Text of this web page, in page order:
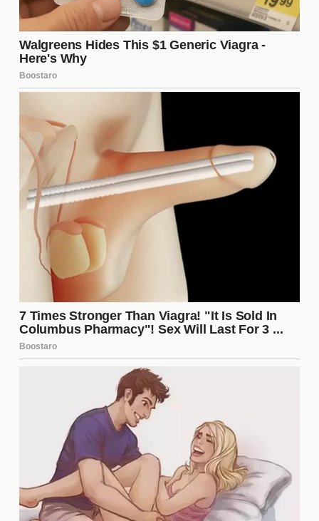
opinión pública, donde los hashtags y las encuestas
reflejan la emoción y la tensión que rodean al
programa. Es fascinante observar cómo estos
rumores pueden movilizar a la audiencia y generar
un ambiente de discusión constante.
Posibles cambios en la dinámica
del programa
Si se confirma la salida de La Jefa o de algún
concursante clave, la
dinámica del programa
podría cambiar drásticamente. Nuevas alianzas
podrían formarse, y los concursantes restantes
tendrían que adaptarse a un nuevo esquema de
poder. Esto podría resultar en un giro inesperado en
la narrativa del reality, lo que mantendría a los
espectadores al borde de sus asientos. La
evolución de los roles dentro de la casa es un
aspecto que siempre atrae la atención de los
seguidores, quienes esperan ver cómo se
desarrollarán los acontecimientos en los próximos
Los momentos más impactantes
de la temporada
La Casa de los Famosos 6 ha estado llena de